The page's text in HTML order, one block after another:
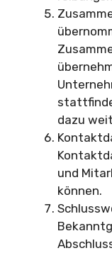
dazu
und
können.